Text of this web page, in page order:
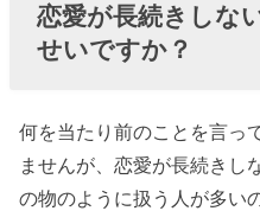
恋愛が長続きしな
せいですか？
何を当たり前のことを言っ
ませんが、恋愛が長続きし
の物のように扱う人が多い